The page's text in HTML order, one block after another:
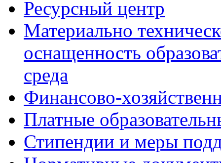
Ресурсный центр
Материально
оснащенность
среда
Финансово-
Платные
Стипендии и меры